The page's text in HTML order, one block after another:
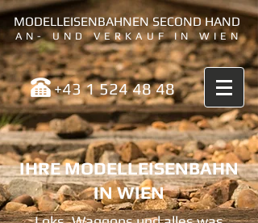
MODELLEISENBAHNEN SECOND HAND
AN- UND VERKAUF IN WIEN
+43 1 524 48 48
IHRE MODELLEISENBAHN
IN WIEN